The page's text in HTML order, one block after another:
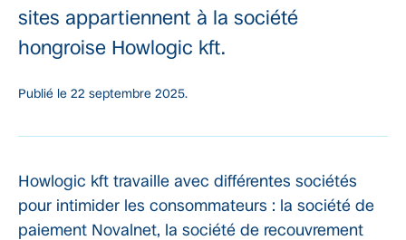
sites appartiennent à la société
hongroise Howlogic kft.
Publié le 22 septembre 2025.
Howlogic kft travaille avec différentes sociétés
pour intimider les consommateurs : la société de
paiement Novalnet, la société de recouvrement